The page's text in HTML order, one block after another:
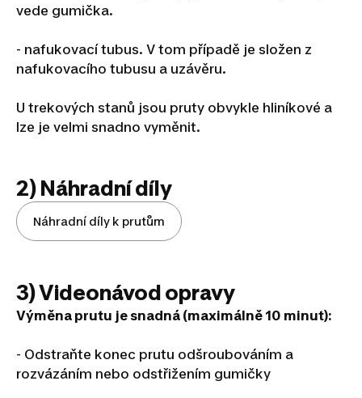
vede gumička.
- nafukovací tubus. V tom případě je složen z
nafukovacího tubusu a uzávěru.
U trekových stanů jsou pruty obvykle hliníkové a
lze je velmi snadno vyměnit.
2) Náhradní díly
Náhradní díly k prutům
3) Videonávod opravy
Výměna prutu je snadná (maximálně 10 minut):
- Odstraňte konec prutu odšroubováním a
rozvázáním nebo odstřižením gumičky